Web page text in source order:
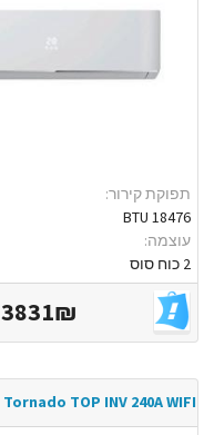
תפוקת קירור:
18476 BTU
עוצמה:
2 כוח סוס
3831₪
Tornado TOP INV 240A WIFI